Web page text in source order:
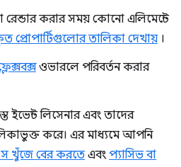
রেন্ডার করার সময় কোনো এলিমেন্টে
প্রোপার্টিগুলোর তালিকা দেখায় ।
ওভারলে পরিবর্তন করার
ইভেন্ট লিসেনার এবং তাদের
করে। এর মাধ্যমে আপনি
খুঁজে বের করতে এবং প্যাসিভ বা